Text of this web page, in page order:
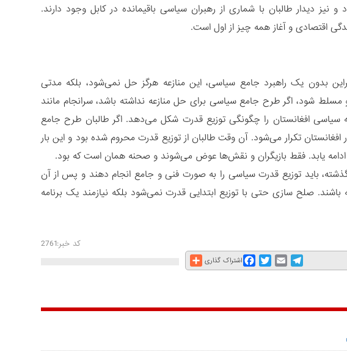
دیدار طالبان با شماری از رهبران سیاسی باقیمانده در کابل وجود دارند.
اقتصادی و آغاز همه چیز از اول است.
بدون یک راهبرد جامع سیاسی، این منازعه هرگز حل نمی‌شود، بلکه مدتی
شود، اگر طرح جامع سیاسی برای حل منازعه نداشته باشد، سرانجام مانند
افغانستان را چگونگی توزیع قدرت شکل می‌دهد. اگر طالبان طرح جامع
تقسیم قدرت نداشته باشد دوباره همان سرنوشت بن 2001 در افغانستان تکرار می‌شود. آن وقت طالبان از توزیع قدرت محروم شده بود و این بار
یابد. فقط بازیگران و نقش‌ها عوض می‌شوند و صحنه همان است که بود.
گذشته، باید توزیع قدرت سیاسی را به صورت فنی و جامع انجام دهند و پس از آن
صلح سازی حتی با توزیع ابتدایی قدرت نمی‌شود بلکه نیازمند یک برنامه
کد خبر:2761
Share اشتراک گذاری
FacebookTwitterEmail
Telegram